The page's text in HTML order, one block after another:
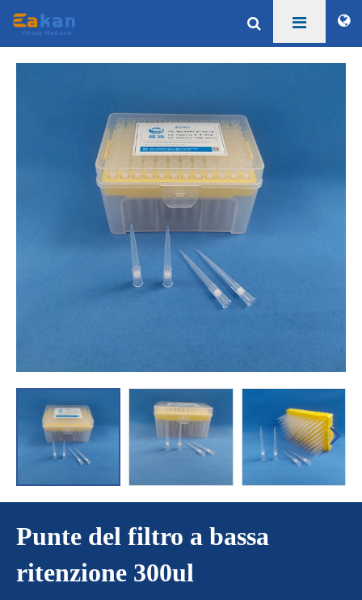
Punte del filtro a bassa
ritenzione 300ul